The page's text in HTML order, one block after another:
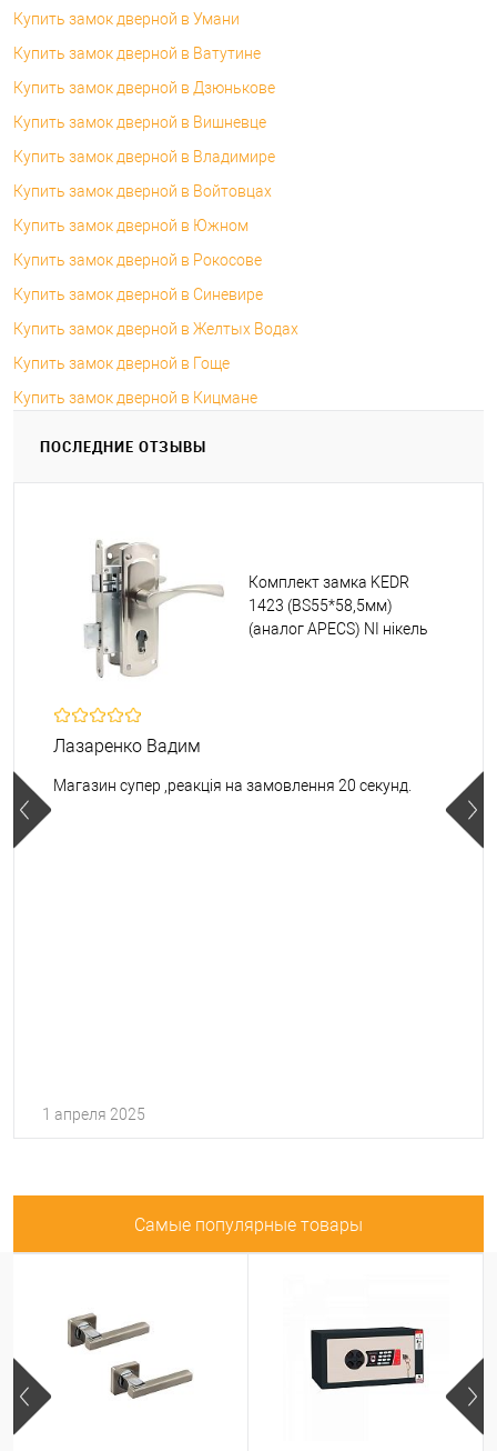
Купить замок дверной в Умани
Купить замок дверной в Ватутине
Купить замок дверной в Дзюнькове
Купить замок дверной в Вишневце
Купить замок дверной в Владимире
Купить замок дверной в Войтовцах
Купить замок дверной в Южном
Купить замок дверной в Рокосове
Купить замок дверной в Синевире
Купить замок дверной в Желтых Водах
Купить замок дверной в Гоще
Купить замок дверной в Кицмане
ПОСЛЕДНИЕ ОТЗЫВЫ
Комплект замка KEDR
1423 (BS55*58,5мм)
(аналог APECS) NI нікель
Лазаренко Вадим
Магазин супер ,реакція на замовлення 20 секунд.
1 апреля 2025
Самые популярные товары